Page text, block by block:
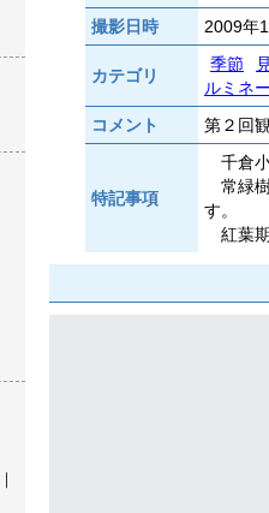
｜
撮影日時
2009年
カテゴリ
季節
ルミネ
コメント
第２回
特記事項
千倉小
常緑樹
す。
紅葉期